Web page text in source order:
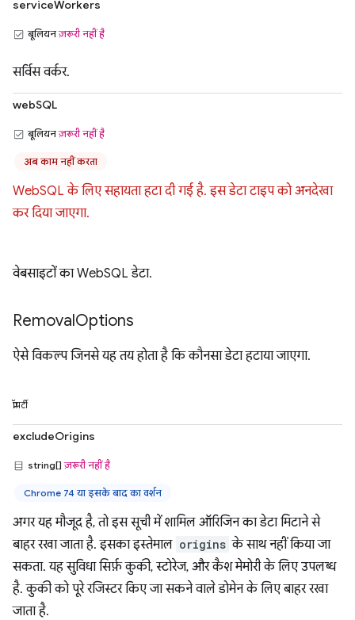
serviceWorkers
बूलियनज़रूरी नहीं है
सर्विस वर्कर.
webSQL
बूलियनज़रूरी नहीं है
अब काम नहीं करता
WebSQL के लिए सहायता हटा दी गई है. इस डेटा टाइप को अनदेखा
कर दिया जाएगा.
वेबसाइटों का WebSQL डेटा.
RemovalOptions
ऐसे विकल्प जिनसे यह तय होता है कि कौनसा डेटा हटाया जाएगा.
प्रॉपर्टी
excludeOrigins
string[]ज़रूरी नहीं है
Chrome 74 या इसके बाद का वर्शन
अगर यह मौजूद है, तो इस सूची में शामिल ऑरिजिन का डेटा मिटाने से
बाहर रखा जाता है. इसका इस्तेमाल origins के साथ नहीं किया जा
सकता. यह सुविधा सिर्फ़ कुकी, स्टोरेज, और कैश मेमोरी के लिए उपलब्ध
है. कुकी को पूरे रजिस्टर किए जा सकने वाले डोमेन के लिए बाहर रखा
जाता है.